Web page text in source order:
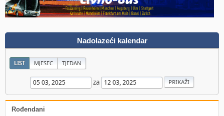
Nadolazeći kalendar
LIST MJESEC TJEDAN
za
Rođendani